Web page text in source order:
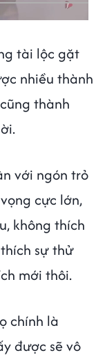
tài lộc gặt
nhiều thành
thành
với ngón trỏ
cực lớn,
không thích
sự thử
mới thôi.
chính là
được sẽ vô